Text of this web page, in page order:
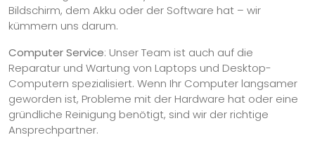
Bildschirm, dem Akku oder der Software hat – wir
kümmern uns darum.
Computer Service: Unser Team ist auch auf die
Reparatur und Wartung von Laptops und Desktop-
Computern spezialisiert. Wenn Ihr Computer langsamer
geworden ist, Probleme mit der Hardware hat oder eine
gründliche Reinigung benötigt, sind wir der richtige
Ansprechpartner.